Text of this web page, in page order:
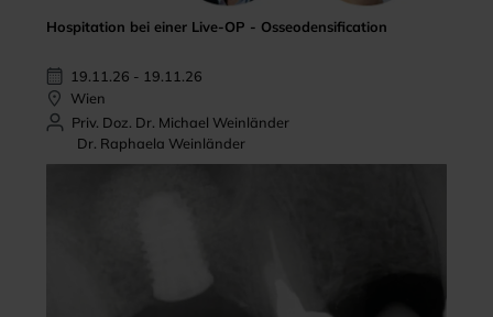
Hospitation bei einer Live-OP - Osseodensification
19.11.26 - 19.11.26
Wien
Priv. Doz. Dr. Michael Weinländer
Dr. Raphaela Weinländer